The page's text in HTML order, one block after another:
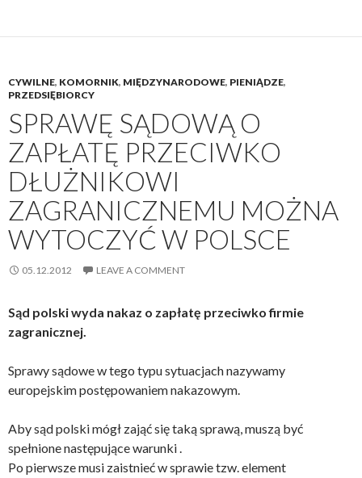
CYWILNE, KOMORNIK, MIĘDZYNARODOWE, PIENIĄDZE,
PRZEDSIĘBIORCY
SPRAWĘ SĄDOWĄ O
ZAPŁATĘ PRZECIWKO
DŁUŻNIKOWI
ZAGRANICZNEMU MOŻNA
WYTOCZYĆ W POLSCE
05.12.2012 LEAVE A COMMENT
Sąd polski wyda nakaz o zapłatę przeciwko firmie
zagranicznej.
Sprawy sądowe w tego typu sytuacjach nazywamy
europejskim postępowaniem nakazowym.
Aby sąd polski mógł zająć się taką sprawą, muszą być
spełnione następujące warunki .
Po pierwsze musi zaistnieć w sprawie tzw. element